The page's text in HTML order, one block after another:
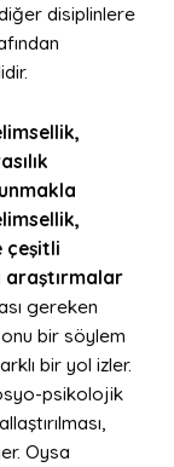
disiplinlere
çeşitli
araştırmalar
gereken
onu bir söylem
bir yol izler.
psikolojik
Oysa